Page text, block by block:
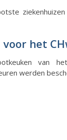
het
van
werden